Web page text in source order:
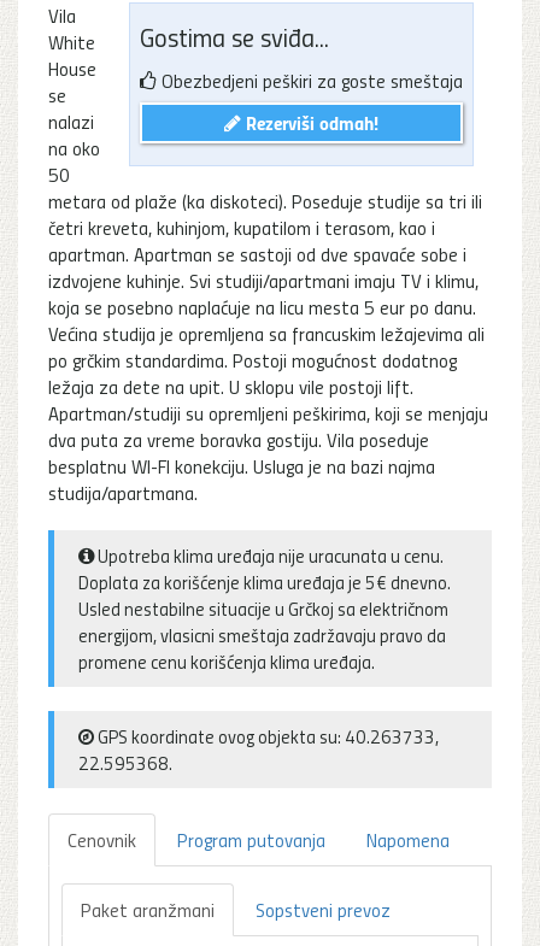
Gostima se sviđa...
Obezbedjeni peškiri za goste smeštaja
Rezerviši odmah!
Vila
White
House
se
nalazi
na oko
50
metara od plaže (ka diskoteci). Poseduje studije sa tri ili
četri kreveta, kuhinjom, kupatilom i terasom, kao i
apartman. Apartman se sastoji od dve spavaće sobe i
izdvojene kuhinje. Svi studiji/apartmani imaju TV i klimu,
koja se posebno naplaćuje na licu mesta 5 eur po danu.
Većina studija je opremljena sa francuskim ležajevima ali
po grčkim standardima. Postoji mogućnost dodatnog
ležaja za dete na upit. U sklopu vile postoji lift.
Apartman/studiji su opremljeni peškirima, koji se menjaju
dva puta za vreme boravka gostiju. Vila poseduje
besplatnu WI-FI konekciju. Usluga je na bazi najma
studija/apartmana.
Upotreba klima uređaja nije uracunata u cenu.
Doplata za korišćenje klima uređaja je 5€ dnevno.
Usled nestabilne situacije u Grčkoj sa električnom
energijom, vlasicni smeštaja zadržavaju pravo da
promene cenu korišćenja klima uređaja.
GPS koordinate ovog objekta su: 40.263733,
22.595368.
Cenovnik Program putovanja Napomena
Paket aranžmani Sopstveni prevoz